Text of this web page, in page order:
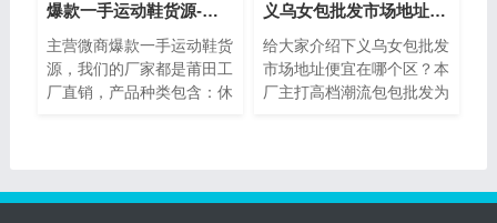
爆款一手运动鞋货源-莆田工厂直销-0库存无压力
主营微商爆款一手运动鞋货
源，我们的厂家都是莆田工
厂直销，产品种类包含：休
义乌女包批发市场地址便宜在哪个区？价格怎样
给大家介绍下义乌女包批发
市场地址便宜在哪个区？本
厂主打高档潮流包包批发为